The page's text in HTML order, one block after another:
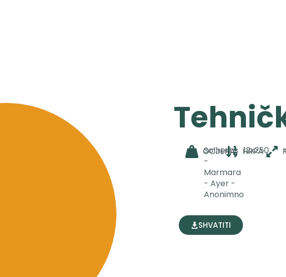
OCJENA
Solherbs
-
Marmara
- Ayer -
Anonimno
HRPA
12x250
SHVATITI